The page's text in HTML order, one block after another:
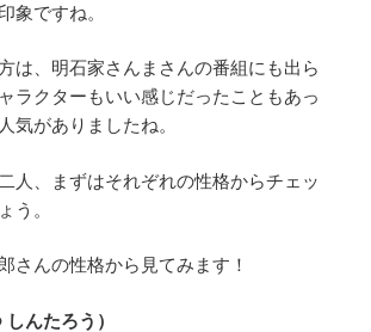
象ですね。
は、明石家さんまさんの番組にも出ら
ラクターもいい感じだったこともあっ
気がありましたね。
人、まずはそれぞれの性格からチェッ
う。
さんの性格から見てみます！
んたろう）